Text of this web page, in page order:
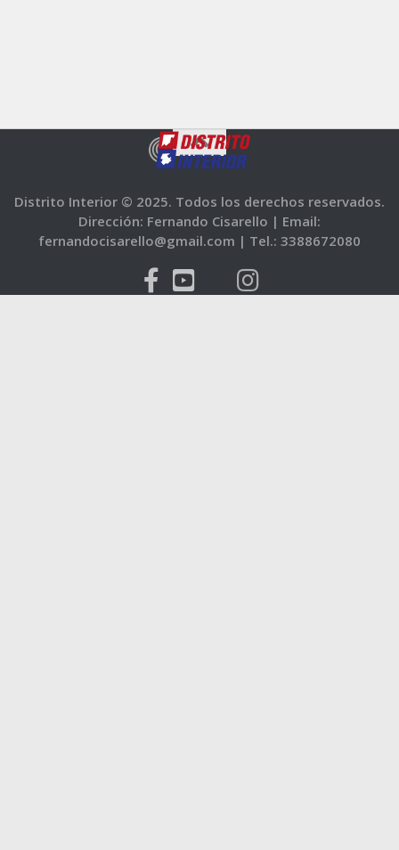
Distrito Interior © 2025. Todos los derechos reservados.
Dirección: Fernando Cisarello | Email:
fernandocisarello@gmail.com | Tel.: 3388672080